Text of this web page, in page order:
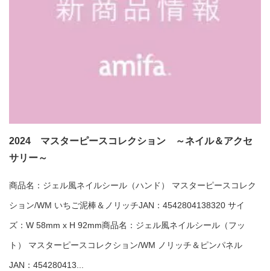
2024 マスターピースコレクション ～ネイル＆アクセ
サリー～
商品名：ジェル風ネイルシール（ハンド） マスターピースコレク
ション/WM いちご泥棒＆ノリッチJAN：4542804138320 サイ
ズ：W 58mm x H 92mm商品名：ジェル風ネイルシール（フッ
ト） マスターピースコレクション/WM ノリッチ＆ピンパネル
JAN：454280413...